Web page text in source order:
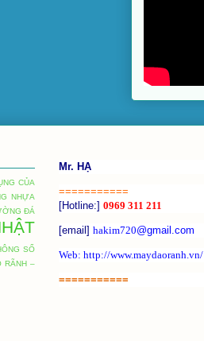
CỦA
NHỰA
ĐÁ
SỐ
RÃNH –
Mr. HẠ
===========
[Hotline:] 0969 311 211
[email] hakim720@gmail.com
Web: http://www.maydaoranh.vn/
===========